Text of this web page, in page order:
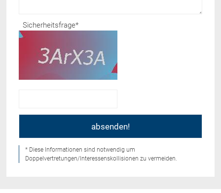
Sicherheitsfrage*
* Diese Informationen sind notwendig um
Doppelvertretungen/Interessenskollisionen zu vermeiden.